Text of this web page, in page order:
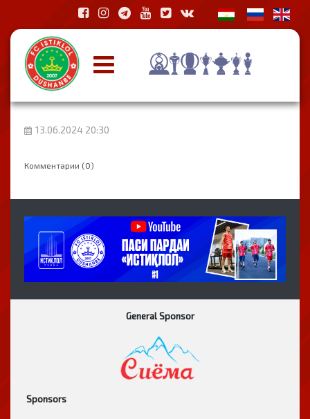
13.06.2024 20:30
Комментарии (0)
General Sponsor
Sponsors